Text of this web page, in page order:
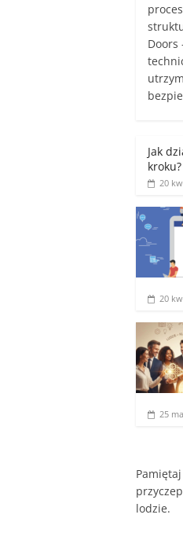
Doors
Jak
kroku?
20
20
25
Pamiętaj
lodzie.